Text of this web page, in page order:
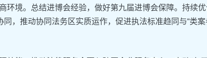
环境。总结进博会经验，做好第九届进博会保障。持续
同，推动协同法务区实质运作，促进执法标准趋同与“类